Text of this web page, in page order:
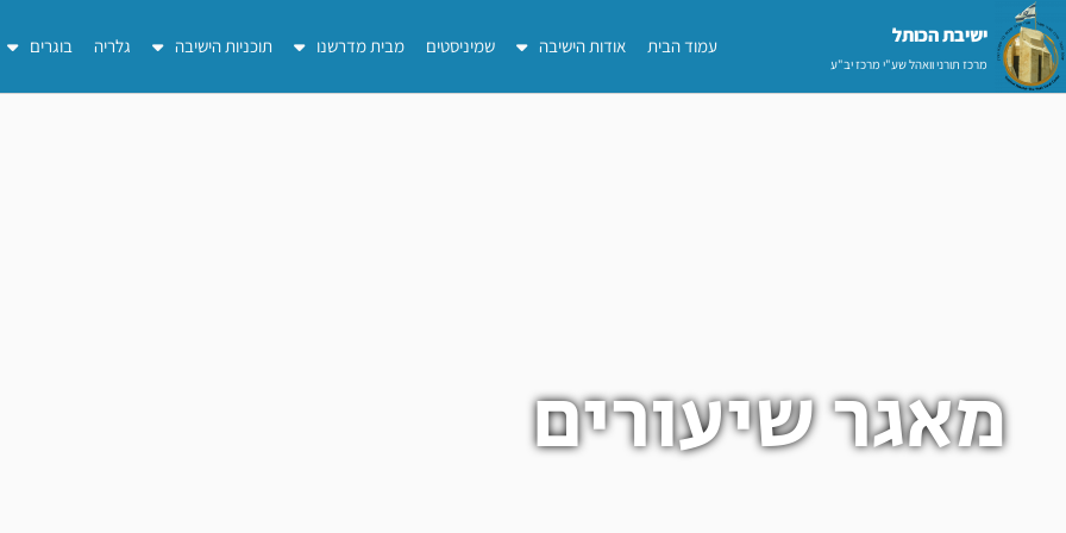
דילוג
לתוכן
ישיבת הכותל​
מרכז תורני וואהל שע"י מרכז יב"ע
עמוד הבית אודות הישיבה שמיניסטים מבית מדרשנו תוכניות הישיבה גלריה בוגרים
מאגר שיעורים